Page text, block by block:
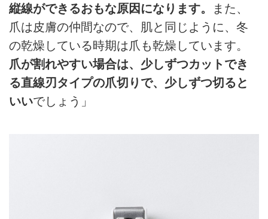
縦線ができるおもな原因になります。
また、
爪は皮膚の仲間なので、肌と同じように、冬
の乾燥している時期は爪も乾燥しています。
爪が割れやすい場合は、少しずつカットでき
る直線刃タイプの爪切りで、少しずつ切ると
いいでしょう」